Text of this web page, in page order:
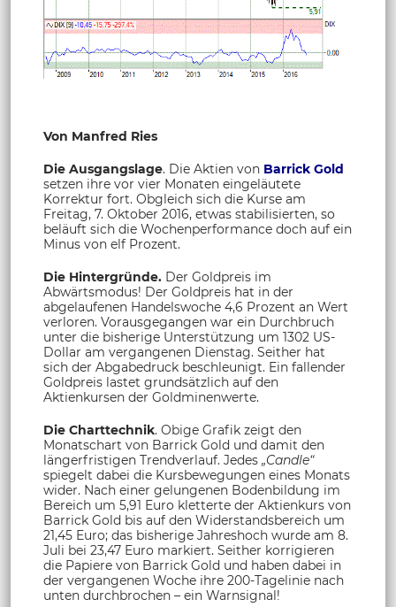
Von Manfred Ries
Die Ausgangslage. Die Aktien von Barrick Gold
setzen ihre vor vier Monaten eingeläutete
Korrektur fort. Obgleich sich die Kurse am
Freitag, 7. Oktober 2016, etwas stabilisierten, so
beläuft sich die Wochenperformance doch auf ein
Minus von elf Prozent.
Die Hintergründe. Der Goldpreis im
Abwärtsmodus! Der Goldpreis hat in der
abgelaufenen Handelswoche 4,6 Prozent an Wert
verloren. Vorausgegangen war ein Durchbruch
unter die bisherige Unterstützung um 1302 US-
Dollar am vergangenen Dienstag. Seither hat
sich der Abgabedruck beschleunigt. Ein fallender
Goldpreis lastet grundsätzlich auf den
Aktienkursen der Goldminenwerte.
Die Charttechnik. Obige Grafik zeigt den
Monatschart von Barrick Gold und damit den
längerfristigen Trendverlauf. Jedes „Candle“
spiegelt dabei die Kursbewegungen eines Monats
wider. Nach einer gelungenen Bodenbildung im
Bereich um 5,91 Euro kletterte der Aktienkurs von
Barrick Gold bis auf den Widerstandsbereich um
21,45 Euro; das bisherige Jahreshoch wurde am 8.
Juli bei 23,47 Euro markiert. Seither korrigieren
die Papiere von Barrick Gold und haben dabei in
der vergangenen Woche ihre 200-Tagelinie nach
unten durchbrochen – ein Warnsignal!